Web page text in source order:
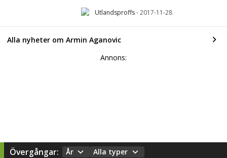
Utlandsproffs -2017-11-28
Alla nyheter om Armin Aganovic
Annons:
Övergångar: År
Alla typer